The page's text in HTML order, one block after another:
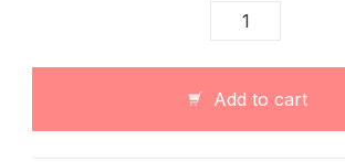
Letnia
z
bawełny
Add to cart